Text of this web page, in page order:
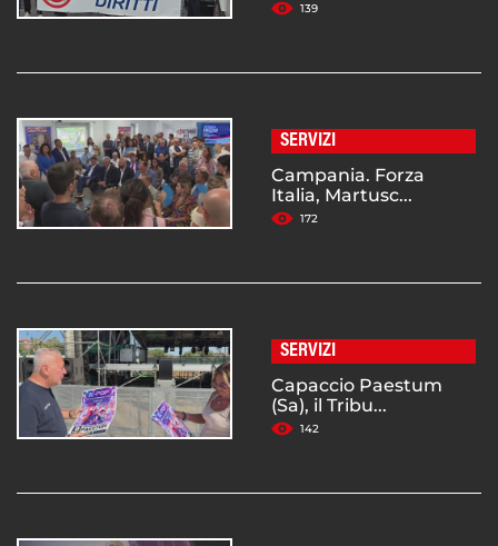
139
SERVIZI
Campania. Forza
Italia, Martusc...
172
SERVIZI
Capaccio Paestum
(Sa), il Tribu...
142